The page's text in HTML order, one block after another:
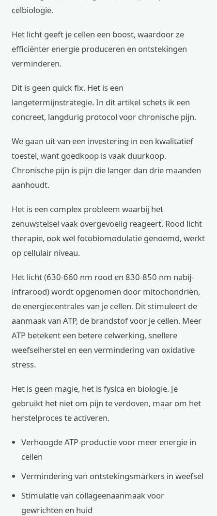
celbiologie.
Het licht geeft je cellen een boost, waardoor ze
efficiënter energie produceren en ontstekingen
verminderen.
Dit is geen quick fix. Het is een
langetermijnstrategie. In dit artikel schets ik een
concreet, langdurig protocol voor chronische pijn.
We gaan uit van een investering in een kwalitatief
toestel, want goedkoop is vaak duurkoop.
Chronische pijn is pijn die langer dan drie maanden
aanhoudt.
Het is een complex probleem waarbij het
zenuwstelsel vaak overgevoelig reageert. Rood licht
therapie, ook wel fotobiomodulatie genoemd, werkt
op cellulair niveau.
Het licht (630-660 nm rood en 830-850 nm nabij-
infrarood) wordt opgenomen door mitochondriën,
de energiecentrales van je cellen. Dit stimuleert de
aanmaak van ATP, de brandstof voor je cellen. Meer
ATP betekent een betere celwerking, snellere
weefselherstel en een vermindering van oxidative
stress.
Het is geen magie, het is fysica en biologie. Je
gebruikt het niet om pijn te verdoven, maar om het
herstelproces te activeren.
Verhoogde ATP-productie voor meer energie in
cellen
Vermindering van ontstekingsmarkers in weefsel
Stimulatie van collageenaanmaak voor
gewrichten en huid